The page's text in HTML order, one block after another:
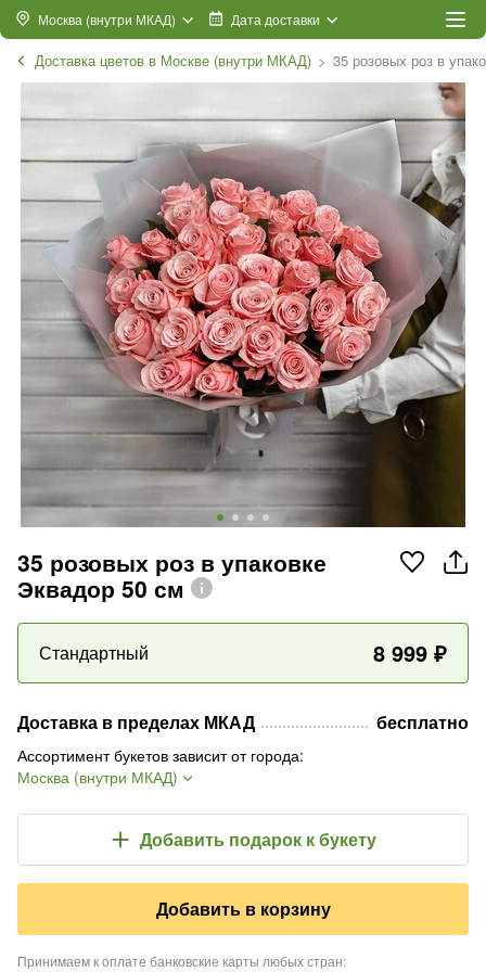
Москва (внутри МКАД) Дата доставки
Доставка цветов в Москве (внутри МКАД) 35 розовых роз в
35 розовых роз в упаковке
Эквадор 50 см
Стандартный 8 999 ₽
Доставка в пределах МКАД бесплатно
Ассортимент букетов зависит от города:
Москва (внутри МКАД)
Добавить подарок к букету
Добавить в корзину
Принимаем к оплате банковские карты любых стран: